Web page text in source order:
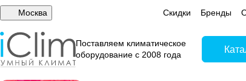
Москва Скидки Бренды
Поставляем климатическое
оборудование с 2008 года